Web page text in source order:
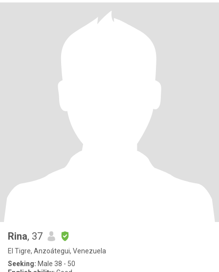
Rina, 37
El Tigre, Anzoátegui, Venezuela
Seeking: Male 38 - 50